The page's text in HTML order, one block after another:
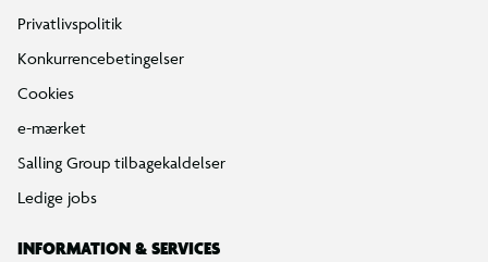
Privatlivspolitik
Konkurrencebetingelser
Cookies
e-mærket
Salling Group tilbagekaldelser
Ledige jobs
INFORMATION & SERVICES